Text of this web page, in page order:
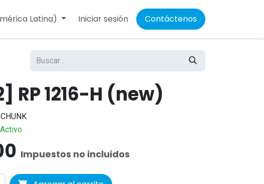
Latina) Iniciar sesión Contáctenos
RP 1216-H (new)
Activo
Impuestos no incluidos